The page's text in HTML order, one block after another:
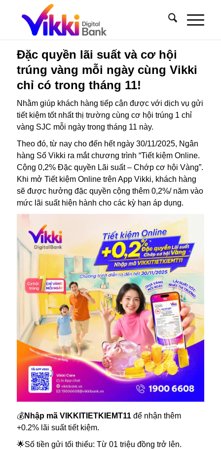
Đặc quyền lãi suất và cơ hội
trúng vàng mỗi ngày cùng Vikki
chỉ có trong tháng 11!
Nhằm giúp khách hàng tiếp cận được với dịch vụ gửi
tiết kiệm tốt nhất thị trường cùng cơ hội trúng 1 chỉ
vàng SJC mỗi ngày trong tháng 11 này.
Theo đó, từ nay cho đến hết ngày 30/11/2025, Ngân
hàng Số Vikki ra mắt chương trình “Tiết kiệm Online.
Cộng 0,2% Đặc quyền Lãi suất – Chớp cơ hội Vàng”.
Khi mở Tiết kiệm Online trên App Vikki, khách hàng
sẽ được hưởng đặc quyền cộng thêm 0,2%/ năm vào
mức lãi suất hiện hành cho các kỳ hạn áp dụng.
💰Nhập mã VIKKITIETKIEMT11để nhận thêm
+0.2% lãi suất tiết kiệm.
🌟Số tiền gửi tối thiểu: Từ 01 triệu đồng trở lên.